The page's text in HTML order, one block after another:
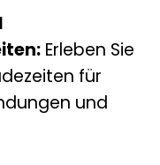
Erleben Sie
für
und